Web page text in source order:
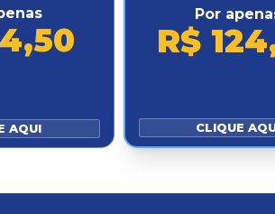
AQUI
Por
R$
CLIQUE